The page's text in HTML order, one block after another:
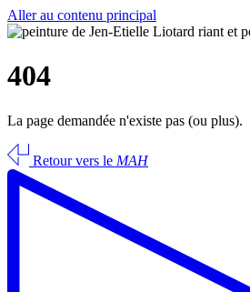
Aller au contenu principal
404
La page demandée n'existe pas (ou plus).
Retour vers le MAH